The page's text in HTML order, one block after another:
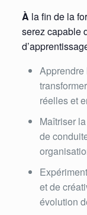
À la fin de la
serez capable
réelles et
Maîtriser
de
et de
évolution